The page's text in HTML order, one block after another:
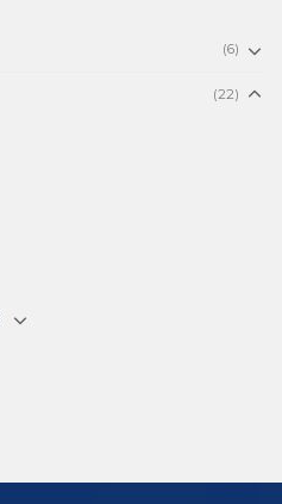
(6)
(22)